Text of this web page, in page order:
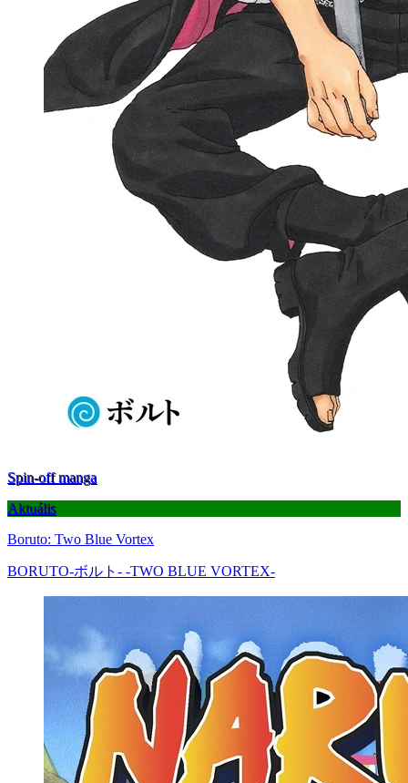
Spin-off manga
Aktuális
Boruto: Two Blue Vortex
BORUTO-ボルト- -TWO BLUE VORTEX-